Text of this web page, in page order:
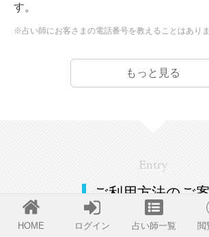
す。
※占い師にお客さまの電話番号を教えることはありま
もっと見る
Entry
ご利用方法のご
HOME ログイン 占い師一覧 閲